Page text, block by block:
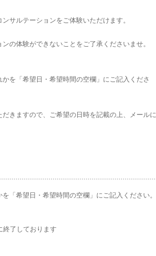
サルテーションをご体験いただけます。
の体験ができないことをご了承くださいませ。
かを「希望日・希望時間の空欄」にご記入くださ
きますので、ご希望の日時を記載の上、メールに
「希望日・希望時間の空欄」にご記入ください。
終了しております